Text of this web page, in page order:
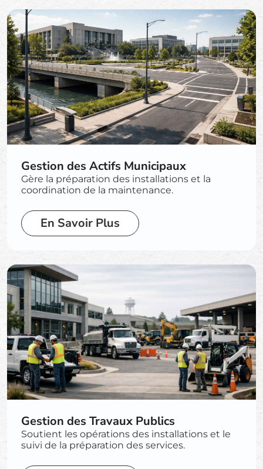
Gestion des Actifs Municipaux
Gère la préparation des installations et la
coordination de la maintenance.
En Savoir Plus
Gestion des Travaux Publics
Soutient les opérations des installations et le
suivi de la préparation des services.